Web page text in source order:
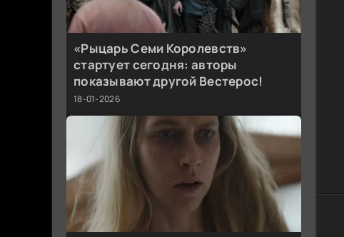
«Рыцарь Семи Королевств»
стартует сегодня: авторы
показывают другой Вестерос!
18-01-2026